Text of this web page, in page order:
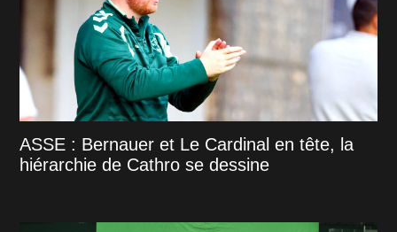
ASSE : Bernauer et Le Cardinal en tête, la
hiérarchie de Cathro se dessine